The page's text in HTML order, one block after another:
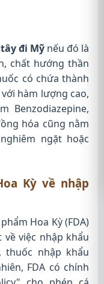
đi Mỹ nếu đó là
chất hướng thần
có chứa thành
hàm lượng cao,
Benzodiazepine,
hóa cũng nằm
ngặt hoặc
Kỳ về nhập
Hoa Kỳ (FDA)
việc nhập khẩu
thuốc nhập khẩu
FDA có chính